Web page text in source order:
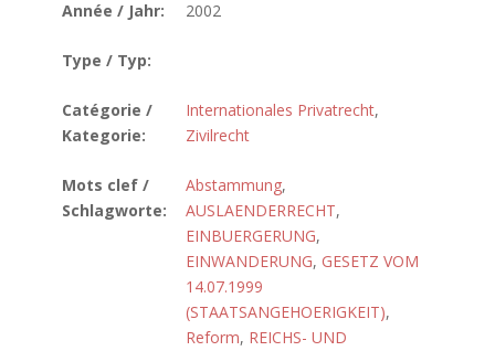
Année / Jahr: 2002
Type / Typ:
Catégorie /
Kategorie:
Internationales Privatrecht,
Zivilrecht
Mots clef /
Schlagworte:
Abstammung,
AUSLAENDERRECHT,
EINBUERGERUNG,
EINWANDERUNG, GESETZ VOM
14.07.1999
(STAATSANGEHOERIGKEIT),
Reform, REICHS- UND